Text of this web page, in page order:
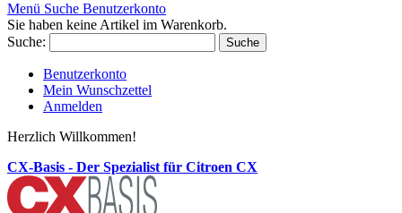
Menü Suche Benutzerkonto
Sie haben keine Artikel im Warenkorb.
Suche:
Suche
Benutzerkonto
Mein Wunschzettel
Anmelden
Herzlich Willkommen!
CX-Basis - Der Spezialist für Citroen CX